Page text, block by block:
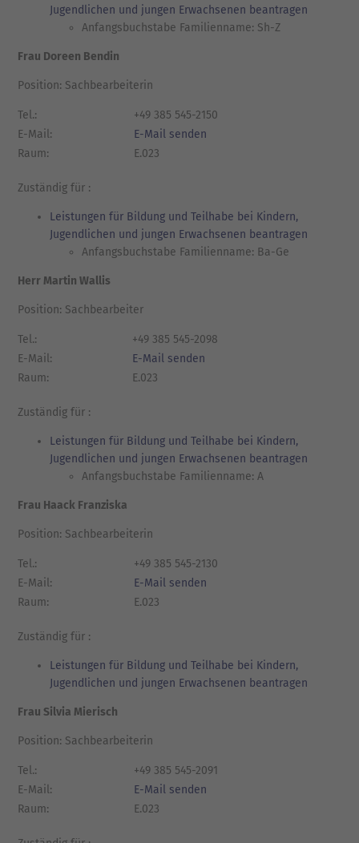
Jugendlichen und jungen Erwachsenen beantragen
Anfangsbuchstabe Familienname: Sh-Z
Frau Doreen Bendin
Position: Sachbearbeiterin
Tel.:
+49 385 545-2150
E-Mail:
E-Mail senden
Raum:
E.023
Zuständig für :
Leistungen für Bildung und Teilhabe bei Kindern,
Jugendlichen und jungen Erwachsenen beantragen
Anfangsbuchstabe Familienname: Ba-Ge
Herr Martin Wallis
Position: Sachbearbeiter
Tel.:
+49 385 545-2098
E-Mail:
E-Mail senden
Raum:
E.023
Zuständig für :
Leistungen für Bildung und Teilhabe bei Kindern,
Jugendlichen und jungen Erwachsenen beantragen
Anfangsbuchstabe Familienname: A
Frau Haack Franziska
Position: Sachbearbeiterin
Tel.:
+49 385 545-2130
E-Mail:
E-Mail senden
Raum:
E.023
Zuständig für :
Leistungen für Bildung und Teilhabe bei Kindern,
Jugendlichen und jungen Erwachsenen beantragen
Frau Silvia Mierisch
Position: Sachbearbeiterin
Tel.:
+49 385 545-2091
E-Mail:
E-Mail senden
Raum:
E.023